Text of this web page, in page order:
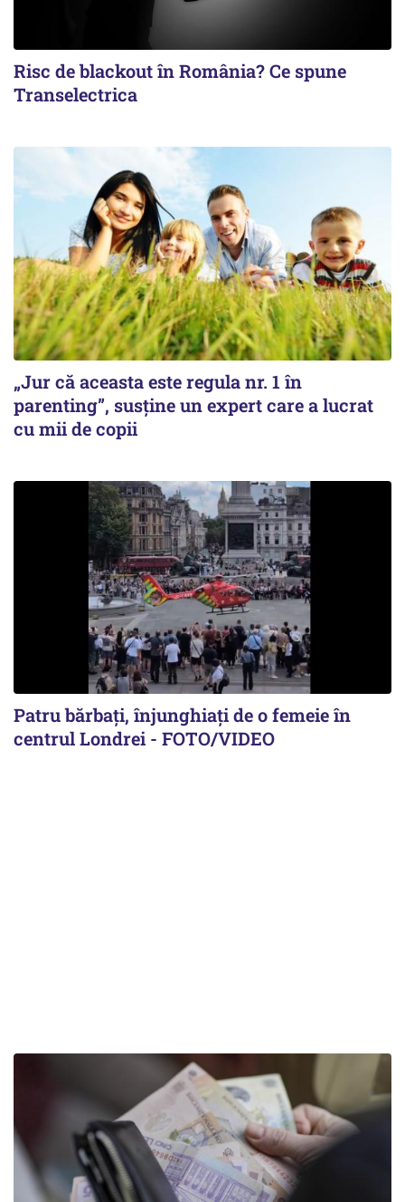
Risc de blackout în România? Ce spune
Transelectrica
„Jur că aceasta este regula nr. 1 în
parenting”, susține un expert care a lucrat
cu mii de copii
Patru bărbați, înjunghiați de o femeie în
centrul Londrei - FOTO/VIDEO